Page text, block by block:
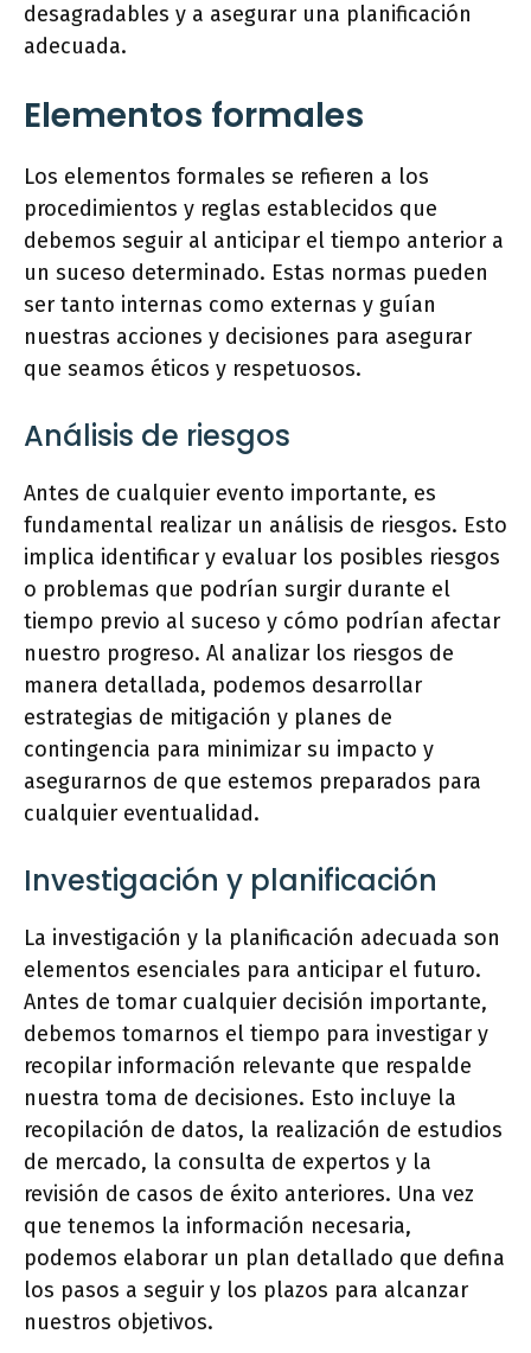
desagradables y a asegurar una planificación
adecuada.
Elementos formales
Los elementos formales se refieren a los
procedimientos y reglas establecidos que
debemos seguir al anticipar el tiempo anterior a
un suceso determinado. Estas normas pueden
ser tanto internas como externas y guían
nuestras acciones y decisiones para asegurar
que seamos éticos y respetuosos.
Análisis de riesgos
Antes de cualquier evento importante, es
fundamental realizar un análisis de riesgos. Esto
implica identificar y evaluar los posibles riesgos
o problemas que podrían surgir durante el
tiempo previo al suceso y cómo podrían afectar
nuestro progreso. Al analizar los riesgos de
manera detallada, podemos desarrollar
estrategias de mitigación y planes de
contingencia para minimizar su impacto y
asegurarnos de que estemos preparados para
cualquier eventualidad.
Investigación y planificación
La investigación y la planificación adecuada son
elementos esenciales para anticipar el futuro.
Antes de tomar cualquier decisión importante,
debemos tomarnos el tiempo para investigar y
recopilar información relevante que respalde
nuestra toma de decisiones. Esto incluye la
recopilación de datos, la realización de estudios
de mercado, la consulta de expertos y la
revisión de casos de éxito anteriores. Una vez
que tenemos la información necesaria,
podemos elaborar un plan detallado que defina
los pasos a seguir y los plazos para alcanzar
nuestros objetivos.